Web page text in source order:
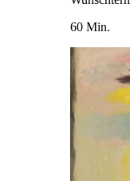
60 Min.